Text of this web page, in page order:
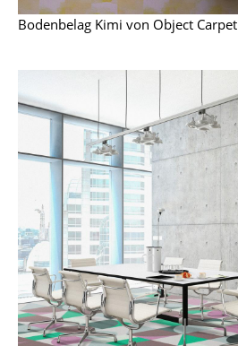
Zuhause
Esszimmer
Schlafzimmer
Kinderzimmer
Arbeitszimmer
Diele
Badezimmer
Stauraum
Balkon & Garten
Bodenbelag Kimi von Object Carpet